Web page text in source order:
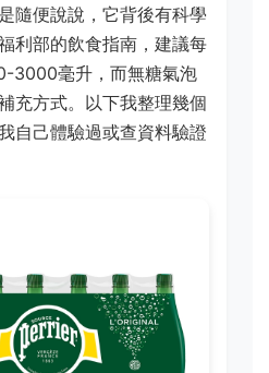
隨便說說，它背後有科學
利部的飲食指南，建議每
3000毫升，而無糖氣泡
充方式。以下我整理幾個
自己體驗過或查資料驗證